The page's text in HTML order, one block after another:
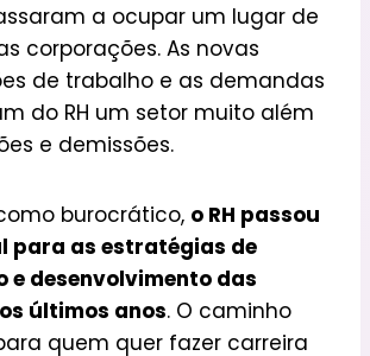
a ocupar um lugar de
corporações. As novas
de trabalho e as demandas
do RH um setor muito além
e demissões.
burocrático, o RH passou
para as estratégias de
e desenvolvimento das
últimos anos. O caminho
quem quer fazer carreira